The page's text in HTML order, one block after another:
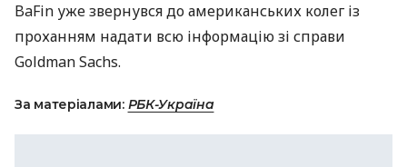
BaFin уже звернувся до американських колег із
проханням надати всю інформацію зі справи
Goldman Sachs.
За матеріалами: РБК-Україна